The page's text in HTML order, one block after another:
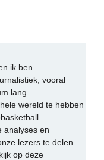
ik ben
vooral
lang
wereld te hebben
analyses en
lezers te delen.
op deze